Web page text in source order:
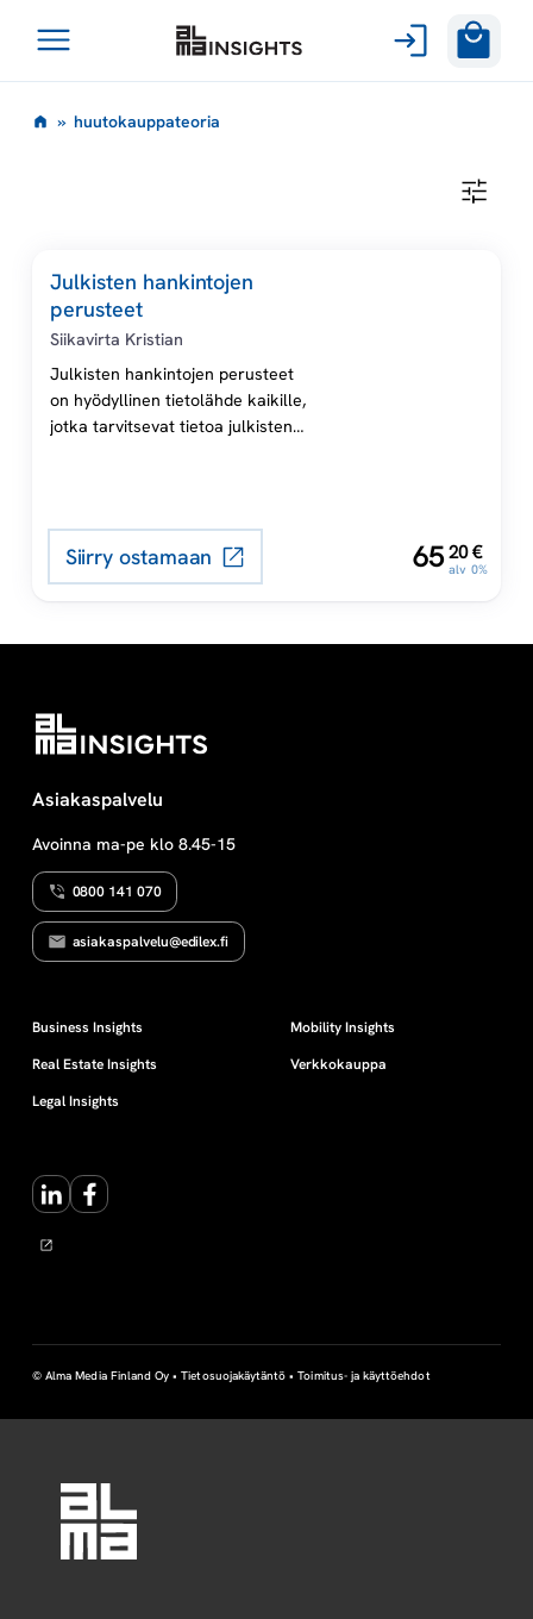
sisältöön
Avaa
h
o
k
u
p
p
a
t
e
o
r
a
» huutokauppateoria
K
A
U
P
A
T
E
O
Julkisten hankintojen
perusteet
Siikavirta Kristian
Julkisten hankintojen perusteet
on hyödyllinen tietolähde kaikille,
jotka tarvitsevat tietoa julkisten
65,20€
alv 0%
Siirry ostamaan
Asiakaspalvelu
Avoinna ma-pe klo 8.45-15
0800 141 070
asiakaspalvelu@edilex.fi
Business Insights
Real Estate Insights
Legal Insights
Mobility Insights
Verkkokauppa
LinkedInFacebook
© Alma Media Finland Oy •Tietosuojakäytäntö •Toimitus- ja käyttöehdot